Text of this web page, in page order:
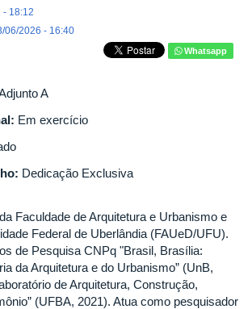
- 18:12
06/2026 - 16:40
Whatsapp
A
Em exercício
Dedicação Exclusiva
Faculdade de Arquitetura e Urbanismo e
Federal de Uberlândia (FAUeD/UFU).
de Pesquisa CNPq "Brasil, Brasília:
da Arquitetura e do Urbanismo” (UnB,
de Arquitetura, Construção,
(UFBA, 2021). Atua como pesquisador